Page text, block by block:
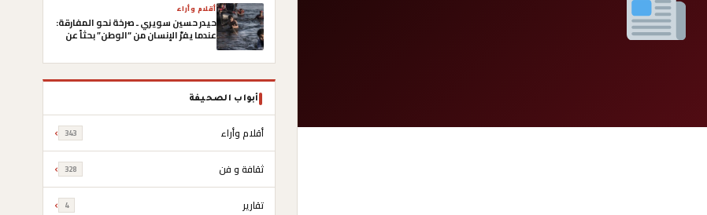
أقلام وأراء
حيدر حسين سويري ـ صرخة نحو المفارقة:
عندما يفرّ الإنسان من “الوطن” بحثاً عن
أبواب الصحيفة
أقلام وأراء 343
ثقافة و فن 328
تقارير 4